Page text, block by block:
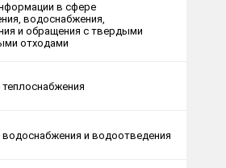
в сфере
водоснабжения,
и обращения с твердыми
отходами
и водоотведения